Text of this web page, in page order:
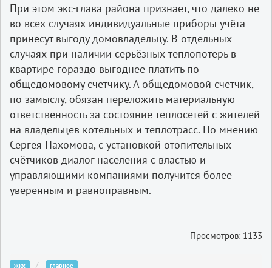
При этом экс-глава района признаёт, что далеко не
во всех случаях индивидуальные приборы учёта
принесут выгоду домовладельцу. В отдельных
случаях при наличии серьёзных теплопотерь в
квартире гораздо выгоднее платить по
общедомовому счётчику. А общедомовой счётчик,
по замыслу, обязан переложить материальную
ответственность за состояние теплосетей с жителей
на владельцев котельных и теплотрасс. По мнению
Сергея Пахомова, с установкой отопительных
счётчиков диалог населения с властью и
управляющими компаниями получится более
уверенным и равноправным.
Просмотров: 1133
жкх главное